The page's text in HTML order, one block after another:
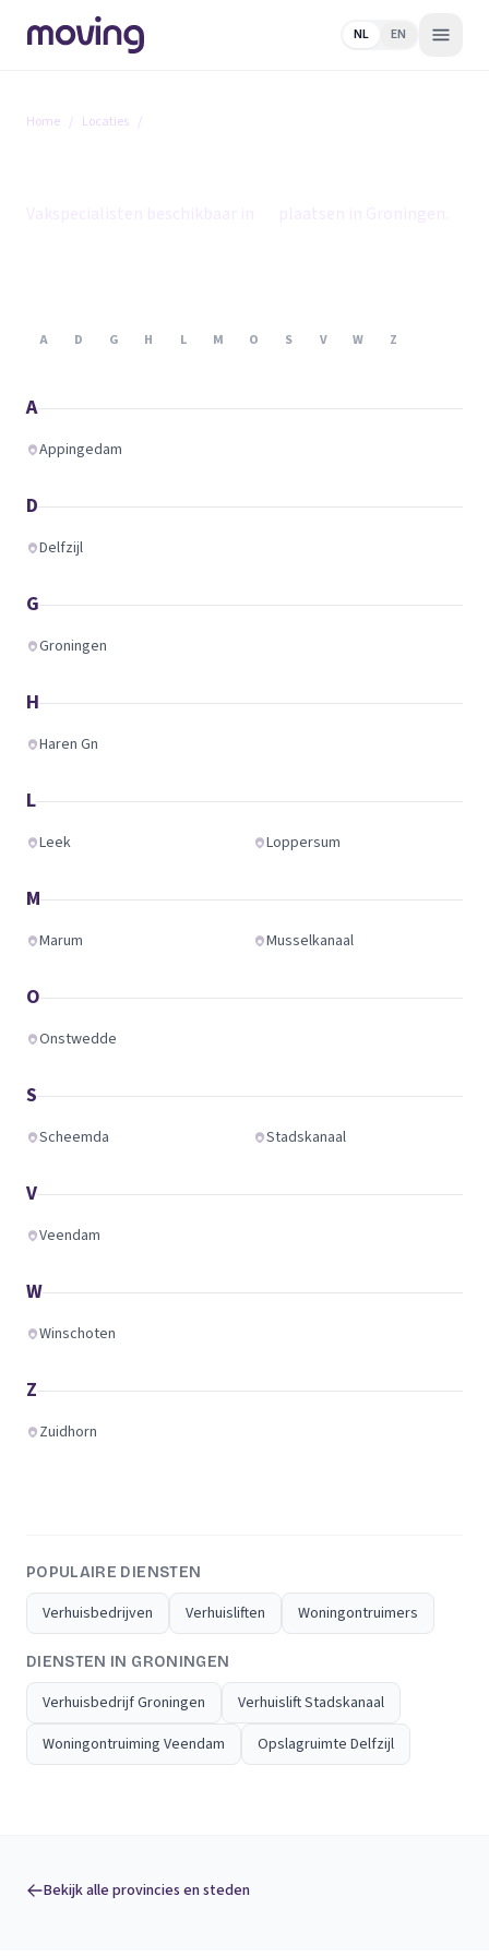
NL EN
Home / Locaties /
A D G H L M O S V W Z
A
Appingedam
D
Delfzijl
G
Groningen
H
Haren Gn
L
Leek Loppersum
M
Marum Musselkanaal
O
Onstwedde
S
Scheemda Stadskanaal
V
Veendam
W
Winschoten
Z
Zuidhorn
POPULAIRE DIENSTEN
Verhuisbedrijven Verhuisliften Woningontruimers
DIENSTEN IN GRONINGEN
Verhuisbedrijf Groningen
Verhuislift Stadskanaal
Woningontruiming Veendam
Opslagruimte Delfzijl
Bekijk alle provincies en steden